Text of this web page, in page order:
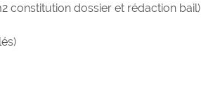
constitution dossier et rédaction bail)